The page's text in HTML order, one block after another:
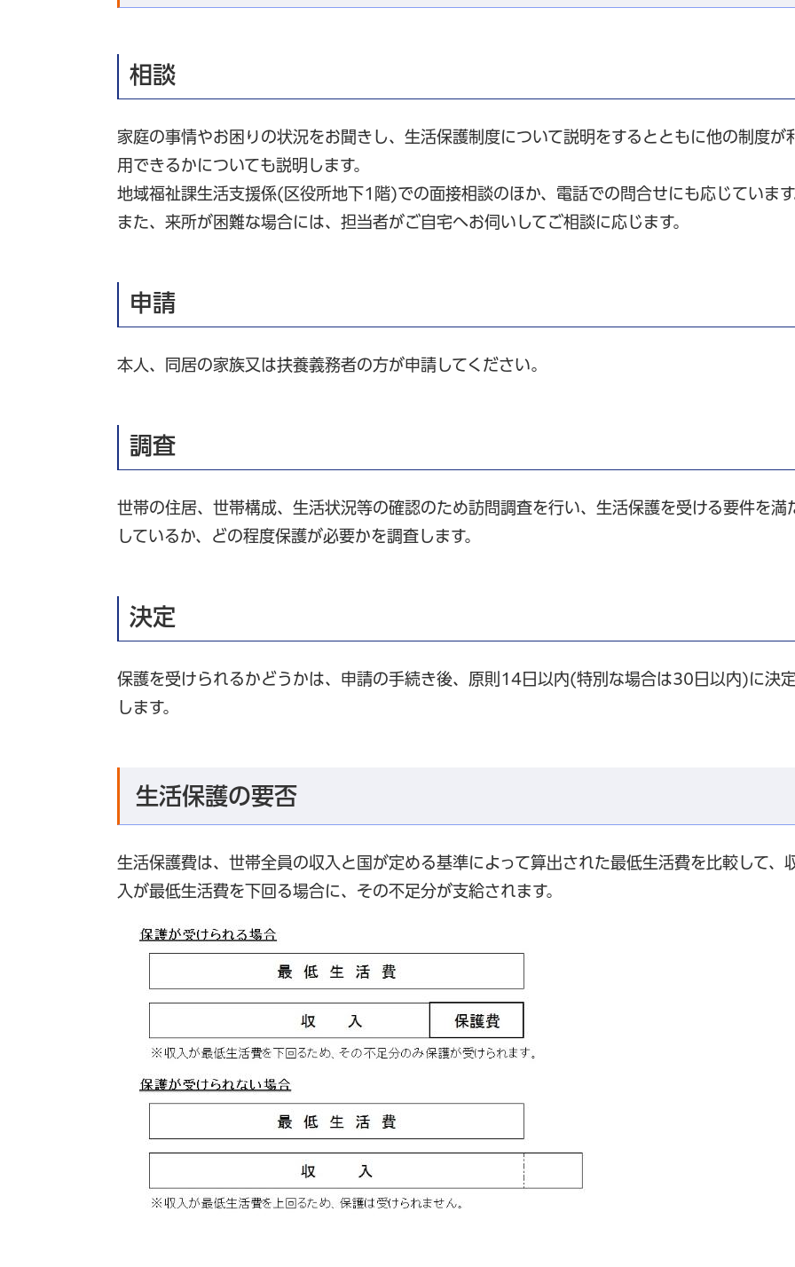
相談
家庭の事情やお困りの状況をお聞きし、生活保護制度について説明をするとともに他の制度が
用できるかについても説明します。
地域福祉課生活支援係(区役所地下1階)での面接相談のほか、電話での問合せにも応じていま
また、来所が困難な場合には、担当者がご自宅へお伺いしてご相談に応じます。
申請
本人、同居の家族又は扶養義務者の方が申請してください。
調査
世帯の住居、世帯構成、生活状況等の確認のため訪問調査を行い、生活保護を受ける要件を満
しているか、どの程度保護が必要かを調査します。
決定
保護を受けられるかどうかは、申請の手続き後、原則14日以内(特別な場合は30日以内)に決
します。
生活保護の要否
生活保護費は、世帯全員の収入と国が定める基準によって算出された最低生活費を比較して、
入が最低生活費を下回る場合に、その不足分が支給されます。